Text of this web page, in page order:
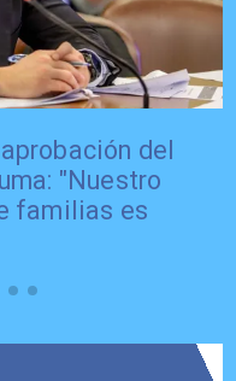
del
"Nuestro
familias es